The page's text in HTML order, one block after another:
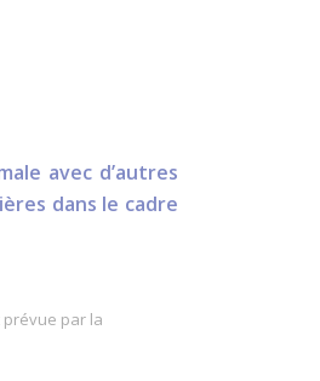
avec d’autres
dans le cadre
prévue par la